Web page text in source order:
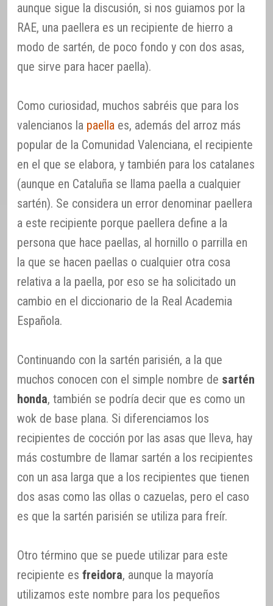
aunque sigue la discusión, si nos guiamos por la
RAE, una paellera es un recipiente de hierro a
modo de sartén, de poco fondo y con dos asas,
que sirve para hacer paella).
Como curiosidad, muchos sabréis que para los
valencianos la paella es, además del arroz más
popular de la Comunidad Valenciana, el recipiente
en el que se elabora, y también para los catalanes
(aunque en Cataluña se llama paella a cualquier
sartén). Se considera un error denominar paellera
a este recipiente porque paellera define a la
persona que hace paellas, al hornillo o parrilla en
la que se hacen paellas o cualquier otra cosa
relativa a la paella, por eso se ha solicitado un
cambio en el diccionario de la Real Academia
Española.
Continuando con la sartén parisién, a la que
muchos conocen con el simple nombre de sartén
honda, también se podría decir que es como un
wok de base plana. Si diferenciamos los
recipientes de cocción por las asas que lleva, hay
más costumbre de llamar sartén a los recipientes
con un asa larga que a los recipientes que tienen
dos asas como las ollas o cazuelas, pero el caso
es que la sartén parisién se utiliza para freír.
Otro término que se puede utilizar para este
recipiente es freidora, aunque la mayoría
utilizamos este nombre para los pequeños